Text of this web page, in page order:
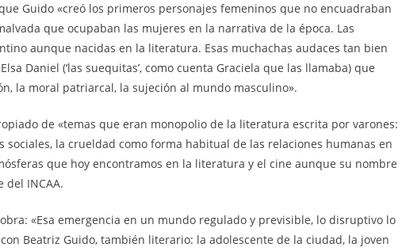
Guido «creó los primeros personajes femeninos que no encuadraban
que ocupaban las mujeres en la narrativa de la época. Las
aunque nacidas en la literatura. Esas muchachas audaces tan bien
Daniel (‘las suequitas’, como cuenta Graciela que las llamaba) que
la moral patriarcal, la sujeción al mundo masculino».
de «temas que eran monopolio de la literatura escrita por varones:
sociales, la crueldad como forma habitual de las relaciones humanas en
que hoy encontramos en la literatura y el cine aunque su nombre
del INCAA.
«Esa emergencia en un mundo regulado y previsible, lo disruptivo lo
Beatriz Guido, también literario: la adolescente de la ciudad, la joven